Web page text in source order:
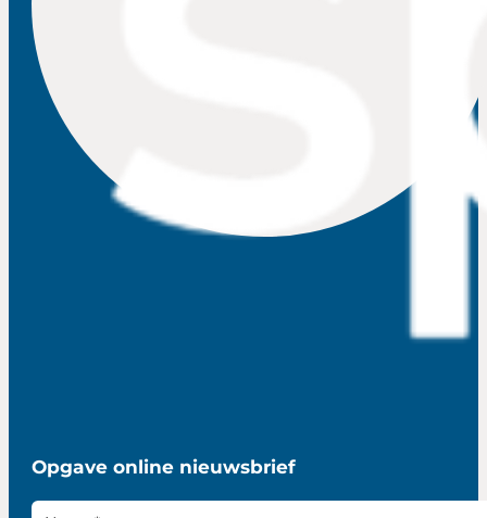
Opgave online nieuwsbrief